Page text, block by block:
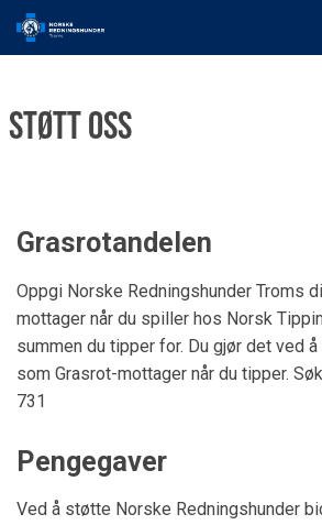
Støtt oss
Grasrotandelen
Oppgi Norske Redningshunder Troms
mottager når du spiller hos Norsk
summen du tipper for. Du gjør det ved
som Grasrot-mottager når du tipper.
731
Pengegaver
Ved å støtte Norske Redningshunder